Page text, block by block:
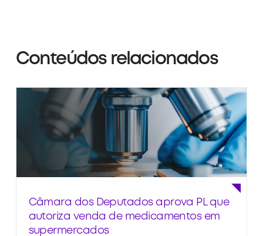
Conteúdos relacionados
Câmara dos Deputados aprova PL que
autoriza venda de medicamentos em
supermercados